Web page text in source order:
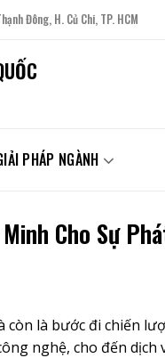
Đông, H. Củ Chi, TP. HCM
PHÁP NGÀNH
Cho Sự
là bước đi chiến
nghệ, cho đến dịch